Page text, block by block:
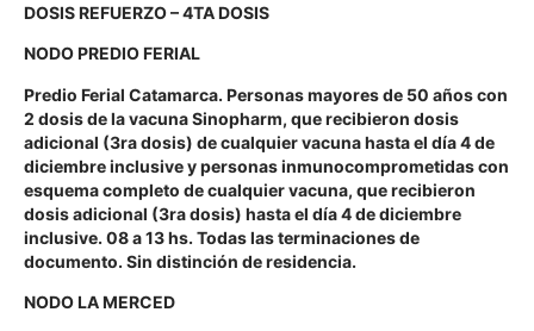
DOSIS REFUERZO – 4TA DOSIS
NODO PREDIO FERIAL
Predio Ferial Catamarca. Personas mayores de 50 años con
2 dosis de la vacuna Sinopharm, que recibieron dosis
adicional (3ra dosis) de cualquier vacuna hasta el día 4 de
diciembre inclusive y personas inmunocomprometidas con
esquema completo de cualquier vacuna, que recibieron
dosis adicional (3ra dosis) hasta el día 4 de diciembre
inclusive. 08 a 13 hs. Todas las terminaciones de
documento. Sin distinción de residencia.
NODO LA MERCED